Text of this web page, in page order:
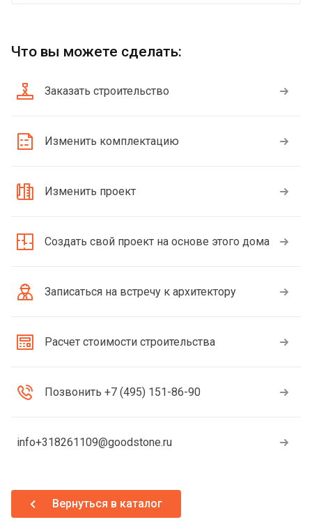
Что вы можете сделать:
Заказать строительство
Изменить комплектацию
Изменить проект
Создать свой проект на основе этого дома
Записаться на встречу к архитектору
Расчет стоимости строительства
Позвонить +7 (495) 151-86-90
info+318261109@goodstone.ru
Вернуться в каталог